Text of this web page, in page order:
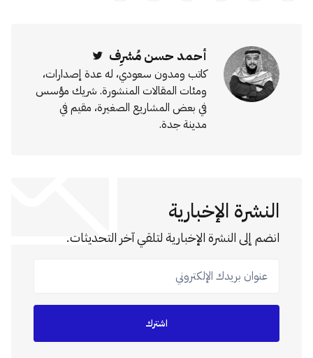
أحمد حسن مُشرِف
كاتب ومدون سعودي، له عدة إصدارات،
ومئات المقالات المنشورة. شريك مؤسس
في بعض المشاريع الصغيرة، مقيم في
مدينة جدة.
النشرة الإخبارية
انضم إلى النشرة الإخبارية لتلقي آخر التحديثات.
عنوان بريدك الإلكتروني
اشترك